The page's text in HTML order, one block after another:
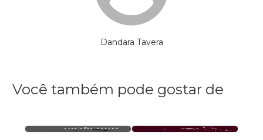
Dandara Tavera
Você também pode gostar de